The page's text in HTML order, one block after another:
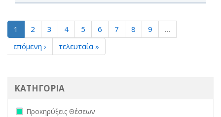
1 2 3 4 5 6 7 8 9
…
επόμενη ›
τελευταία »
ΚΑΤΗΓΟΡΙΑ
Remove Προκηρύξεις Θέσεων filter
Προκηρύξεις Θέσεων